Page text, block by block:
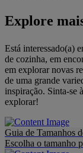
Explore
Está interessado(a)
de cozinha, em
em explorar novas
de uma grande
inspiração. Sinta-se
explorar!
Guia de Tamanhos
Escolha o tamanho